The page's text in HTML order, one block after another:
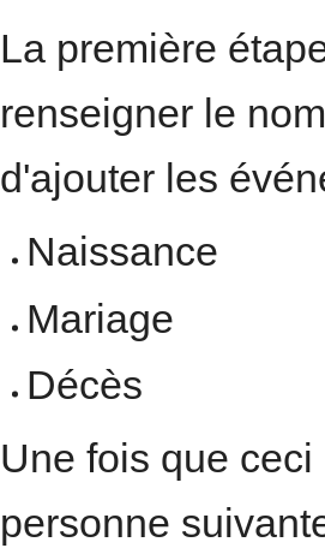
La première
renseigner le
d'ajouter les
Naissance
Mariage
Décès
Une fois que
personne